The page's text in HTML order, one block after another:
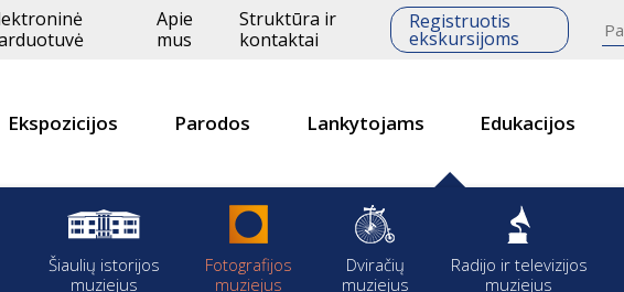
Apie
mus
Struktūra ir
kontaktai
Registruotis
ekskursijoms
Šiaulių istorijos
muziejus
Fotografijos
muziejus
Dviračių
muziejus
Radijo ir televizijos
muziejus
Ekspozicijos Parodos Lankytojams Edukacijos